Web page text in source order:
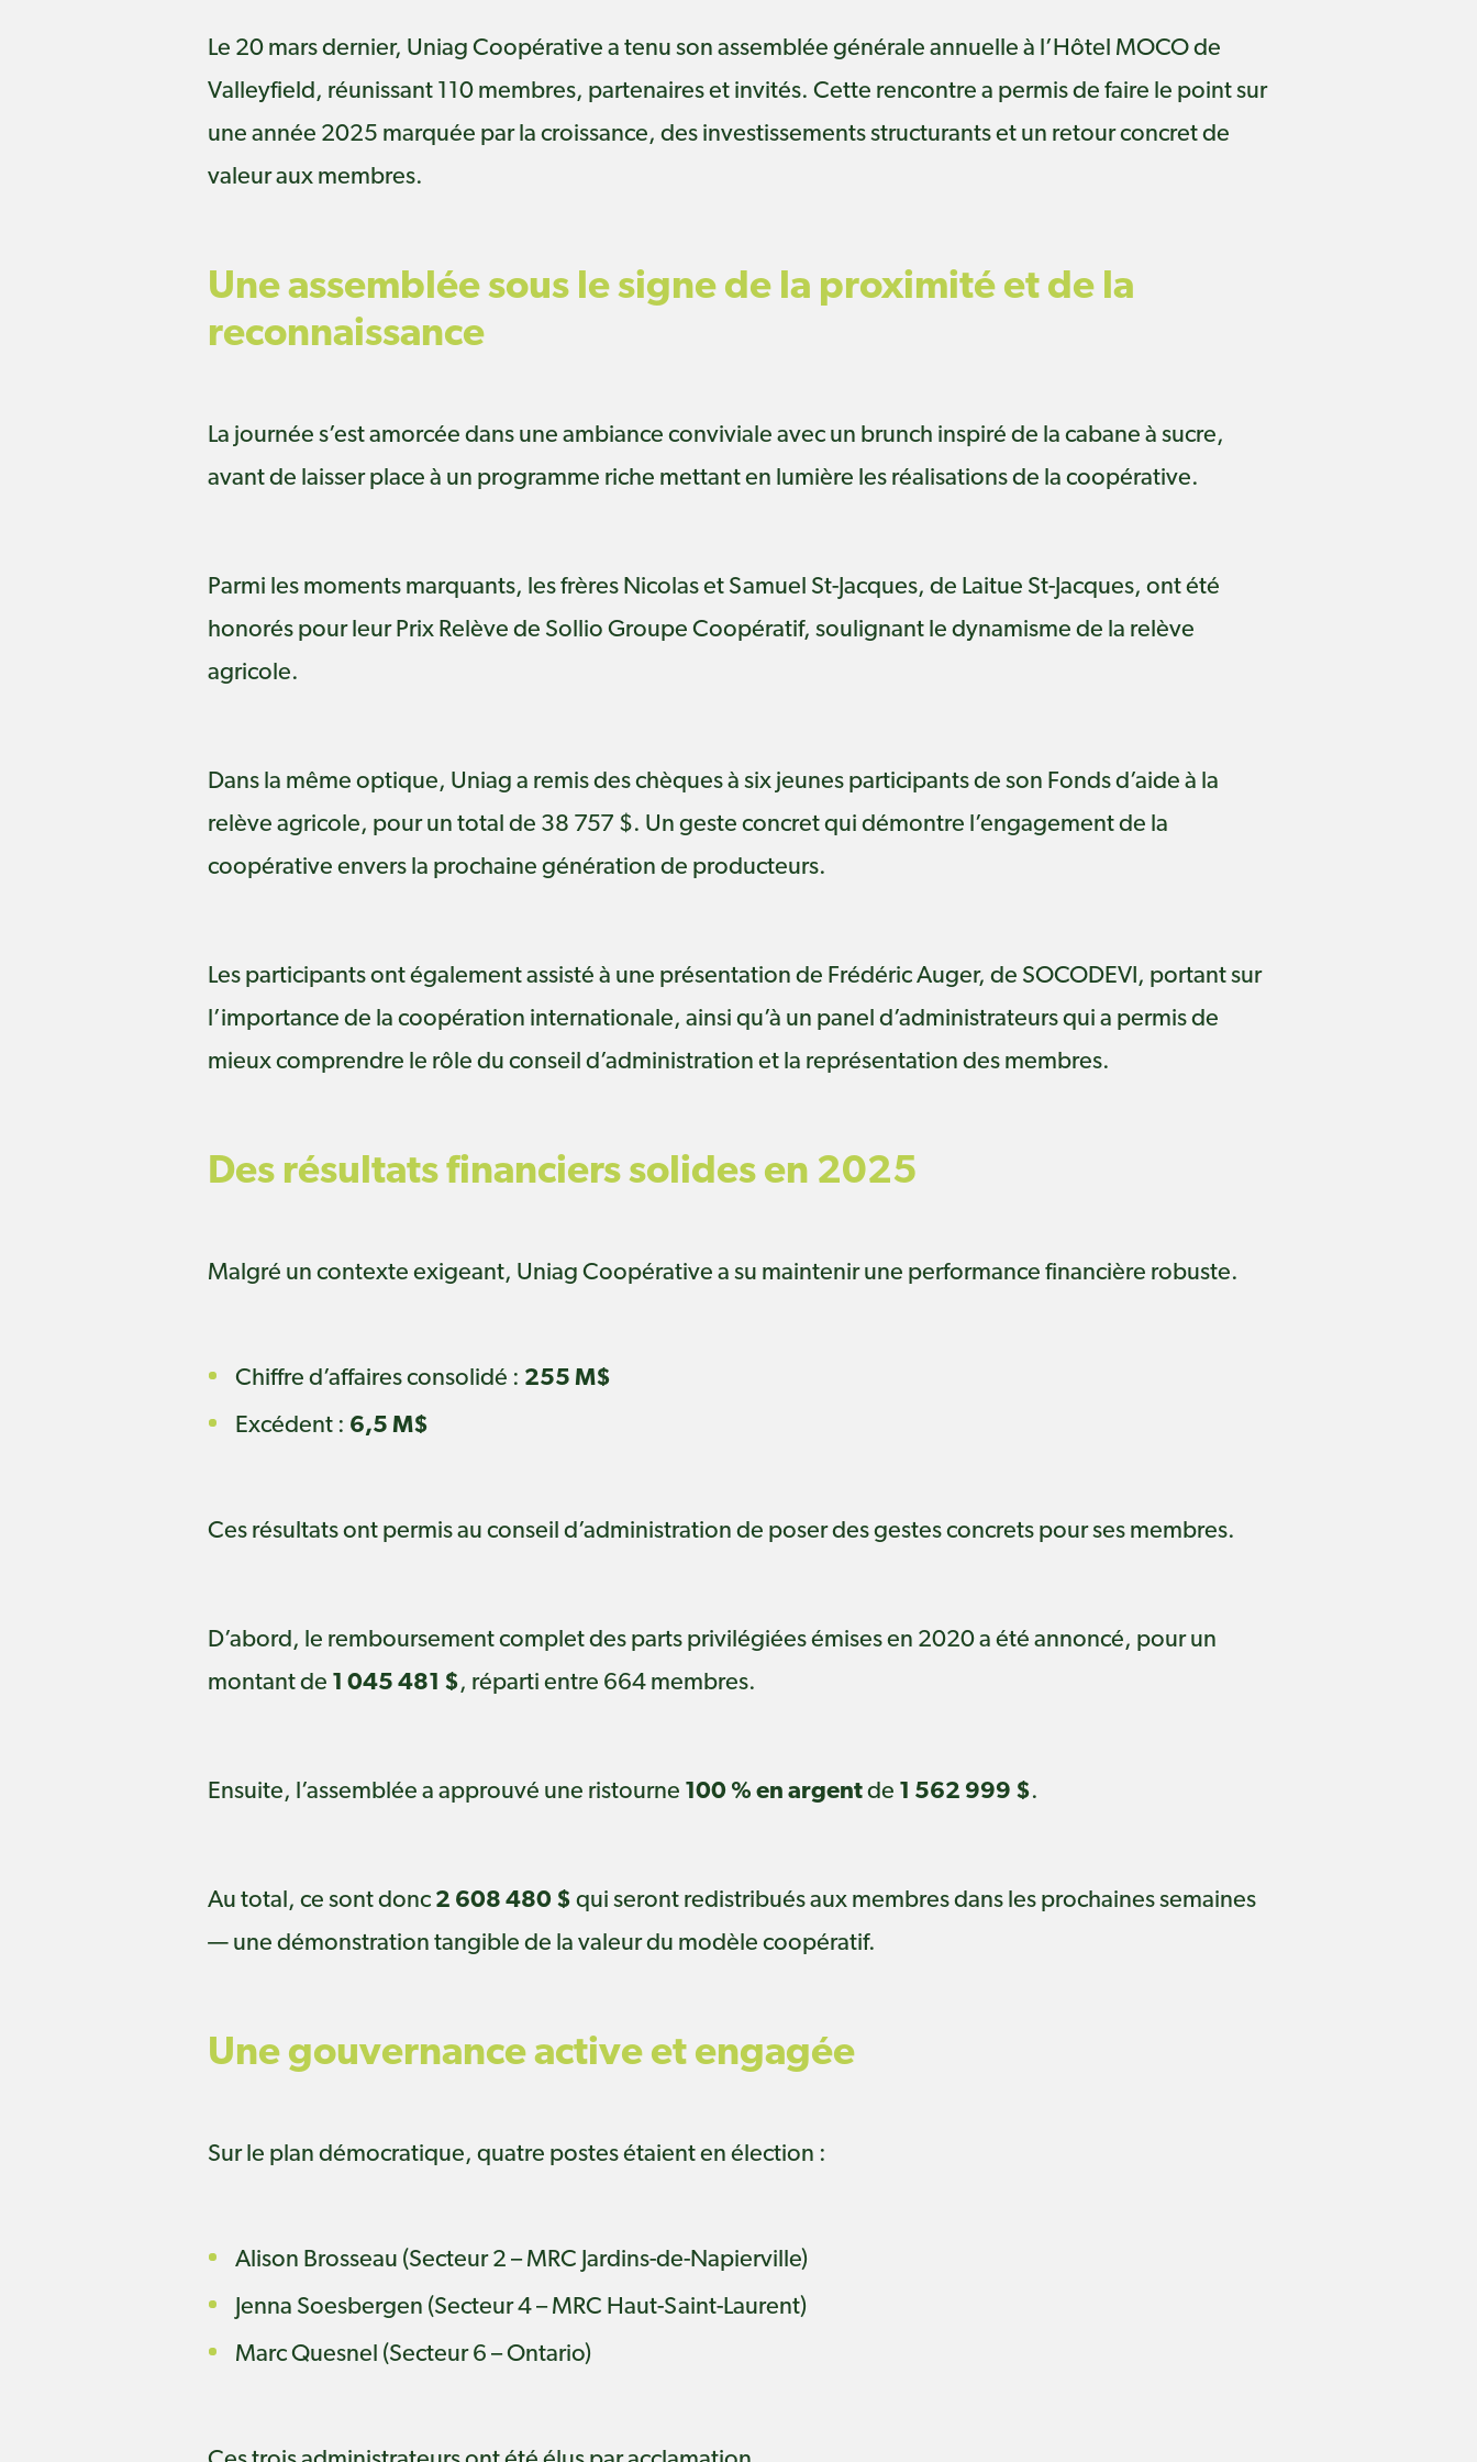
Le 20 mars dernier, Uniag Coopérative a tenu son assemblée générale annuelle à l’Hôtel MOCO de
Valleyfield, réunissant 110 membres, partenaires et invités. Cette rencontre a permis de faire le point sur
une année 2025 marquée par la croissance, des investissements structurants et un retour concret de
valeur aux membres.
Une assemblée sous le signe de la proximité et de la
reconnaissance
La journée s’est amorcée dans une ambiance conviviale avec un brunch inspiré de la cabane à sucre,
avant de laisser place à un programme riche mettant en lumière les réalisations de la coopérative.
Parmi les moments marquants, les frères Nicolas et Samuel St-Jacques, de Laitue St-Jacques, ont été
honorés pour leur Prix Relève de Sollio Groupe Coopératif, soulignant le dynamisme de la relève
agricole.
Dans la même optique, Uniag a remis des chèques à six jeunes participants de son Fonds d’aide à la
relève agricole, pour un total de 38 757 $. Un geste concret qui démontre l’engagement de la
coopérative envers la prochaine génération de producteurs.
Les participants ont également assisté à une présentation de Frédéric Auger, de SOCODEVI, portant sur
l’importance de la coopération internationale, ainsi qu’à un panel d’administrateurs qui a permis de
mieux comprendre le rôle du conseil d’administration et la représentation des membres.
Des résultats financiers solides en 2025
Malgré un contexte exigeant, Uniag Coopérative a su maintenir une performance financière robuste.
Chiffre d’affaires consolidé : 255 M$
Excédent : 6,5 M$
Ces résultats ont permis au conseil d’administration de poser des gestes concrets pour ses membres.
D’abord, le remboursement complet des parts privilégiées émises en 2020 a été annoncé, pour un
montant de 1 045 481 $, réparti entre 664 membres.
Ensuite, l’assemblée a approuvé une ristourne 100 % en argentde 1 562 999 $.
Au total, ce sont donc 2 608 480 $ qui seront redistribués aux membres dans les prochaines semaines
— une démonstration tangible de la valeur du modèle coopératif.
Une gouvernance active et engagée
Sur le plan démocratique, quatre postes étaient en élection :
Alison Brosseau (Secteur 2 – MRC Jardins-de-Napierville)
Jenna Soesbergen (Secteur 4 – MRC Haut-Saint-Laurent)
Marc Quesnel (Secteur 6 – Ontario)